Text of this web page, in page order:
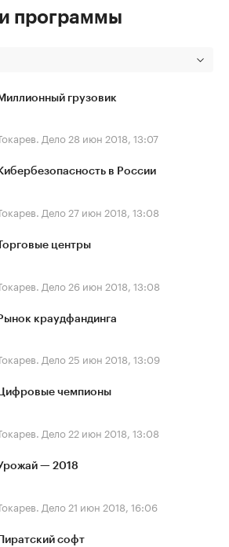
программы
грузовик
Дело 28 июн 2018, 13:07
Кибербезопасность в России
Дело 27 июн 2018, 13:08
центры
Дело 26 июн 2018, 13:08
Рынок краудфандинга
Дело 25 июн 2018, 13:09
Цифровые чемпионы
Дело 22 июн 2018, 13:08
— 2018
Дело 21 июн 2018, 16:06
Пиратский софт